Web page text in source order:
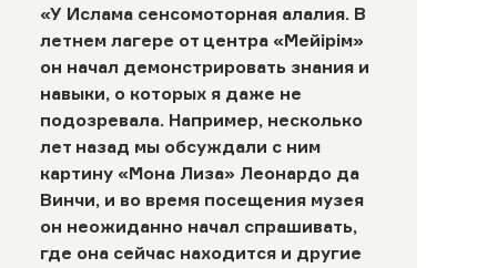
«У Ислама сенсомоторная алалия. В
летнем лагере от центра «Мейірім»
он начал демонстрировать знания и
навыки, о которых я даже не
подозревала. Например, несколько
лет назад мы обсуждали с ним
картину «Мона Лиза» Леонардо да
Винчи, и во время посещения музея
он неожиданно начал спрашивать,
где она сейчас находится и другие